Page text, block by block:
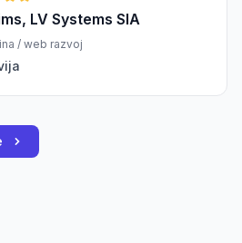
LV Systems SIA
/ web razvoj